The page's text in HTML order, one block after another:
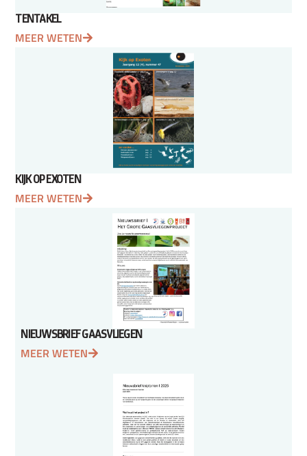
TENTAKEL
MEER WETEN
KIJK OP EXOTEN
MEER WETEN
NIEUWSBRIEF GAASVLIEGEN
MEER WETEN